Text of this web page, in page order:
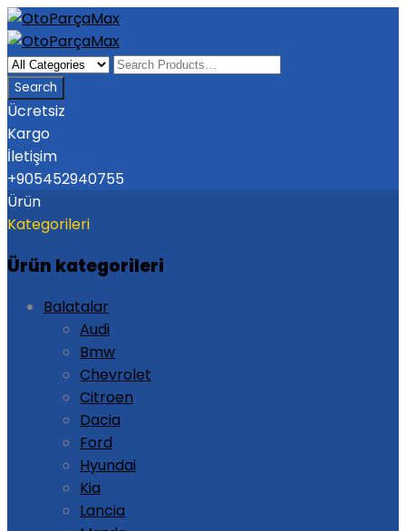
Ücretsiz
Kargo
İletişim
+905452940755
Ürün
Kategorileri
Ürün kategorileri
Balatalar
Audi
Bmw
Chevrolet
Citroen
Dacia
Ford
Hyundai
Kia
Lancia